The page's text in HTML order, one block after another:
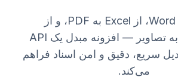
از PDF به Word، از Excel به PDF، و از
PowerPoint به تصاویر — افزونه مبدل یک API
سریع، دقیق و امن اسناد فراهم
می‌کند.